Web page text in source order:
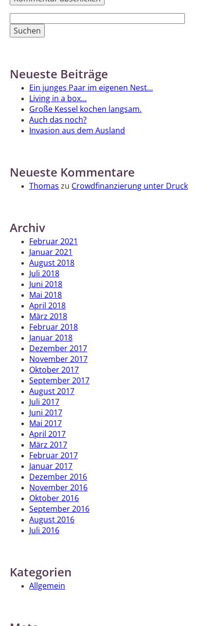
nach:
Neueste Beiträge
Ein junges Paar im eigenen Nest…
Living in a box…
Große Kessel kochen langsam.
Auch das noch?
Invasion aus dem Ausland
Neueste Kommentare
Thomas zu Crowdfinanzierung unter Druck
Archiv
Februar 2021
Januar 2021
August 2018
Juli 2018
Juni 2018
Mai 2018
April 2018
März 2018
Februar 2018
Januar 2018
Dezember 2017
November 2017
Oktober 2017
September 2017
August 2017
Juli 2017
Juni 2017
Mai 2017
April 2017
März 2017
Februar 2017
Januar 2017
Dezember 2016
November 2016
Oktober 2016
September 2016
August 2016
Juli 2016
Kategorien
Allgemein